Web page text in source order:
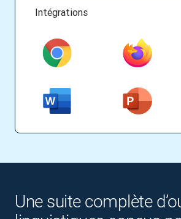
Une suite complète
Intégrations